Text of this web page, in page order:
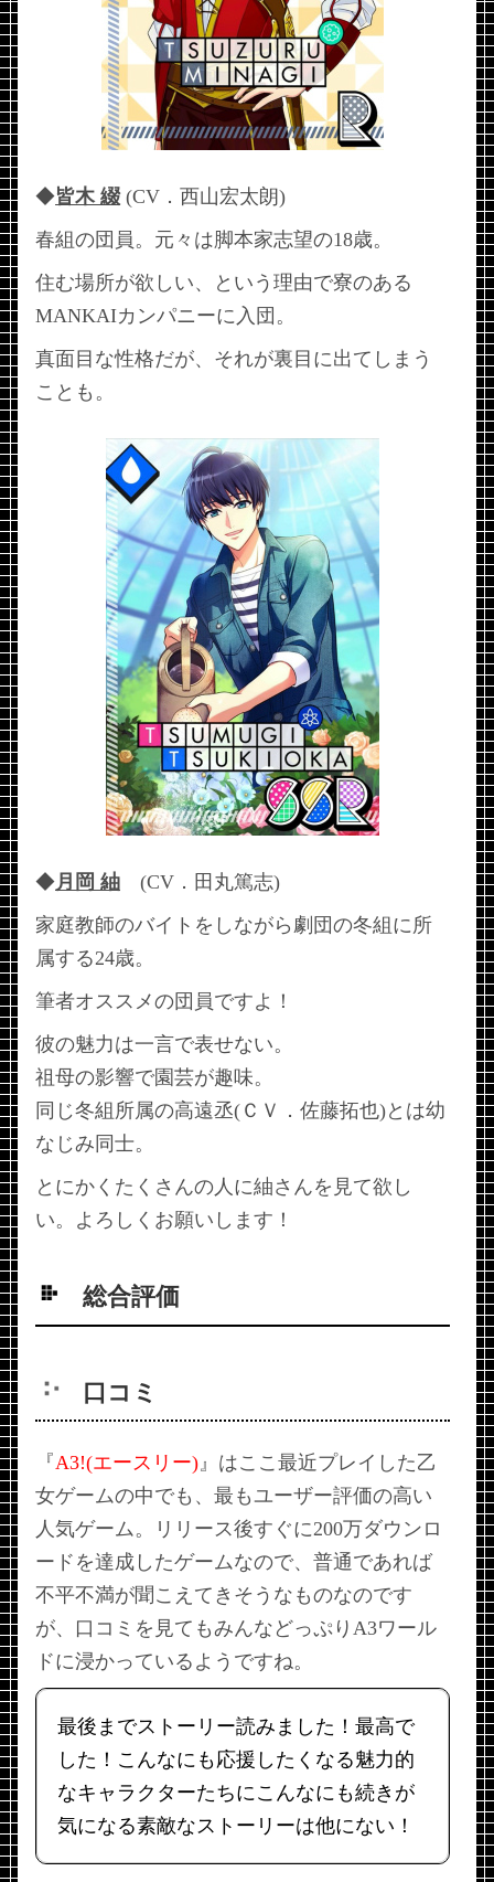
◆皆木 綴(CV．西山宏太朗)
春組の団員。元々は脚本家志望の18歳。
住む場所が欲しい、という理由で寮のある
MANKAIカンパニーに入団。
真面目な性格だが、それが裏目に出てしまう
ことも。
◆月岡 紬 (CV．田丸篤志)
家庭教師のバイトをしながら劇団の冬組に所
属する24歳。
筆者オススメの団員ですよ！
彼の魅力は一言で表せない。
祖母の影響で園芸が趣味。
同じ冬組所属の高遠丞(ＣＶ．佐藤拓也)とは幼
なじみ同士。
とにかくたくさんの人に紬さんを見て欲し
い。よろしくお願いします！
総合評価
口コミ
『A3!(エースリー)』はここ最近プレイした乙
女ゲームの中でも、最もユーザー評価の高い
人気ゲーム。リリース後すぐに200万ダウンロ
ードを達成したゲームなので、普通であれば
不平不満が聞こえてきそうなものなのです
が、口コミを見てもみんなどっぷりA3ワール
ドに浸かっているようですね。
最後までストーリー読みました！最高で
した！こんなにも応援したくなる魅力的
なキャラクターたちにこんなにも続きが
気になる素敵なストーリーは他にない！